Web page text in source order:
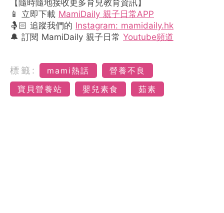
【隨時隨地接收更多育兒教育資訊】
📱 立即下載 MamiDaily 親子日常APP
🤱🏻 追蹤我們的 Instagram: mamidaily.hk
🔔 訂閱 MamiDaily 親子日常 Youtube頻道
標籤: mami熱話
營養不良
寶貝營養站
嬰兒素食 茹素